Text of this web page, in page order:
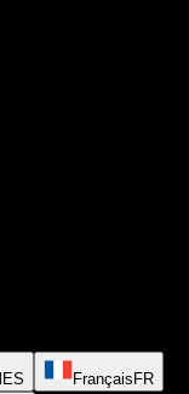
ES Français FR